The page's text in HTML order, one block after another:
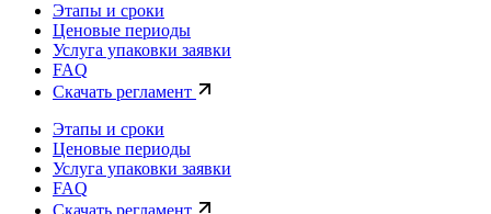
Этапы и сроки
Ценовые периоды
Услуга упаковки заявки
FAQ
Скачать регламент
Этапы и сроки
Ценовые периоды
Услуга упаковки заявки
FAQ